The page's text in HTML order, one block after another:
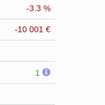
-3.3 %
-10 001 €
1